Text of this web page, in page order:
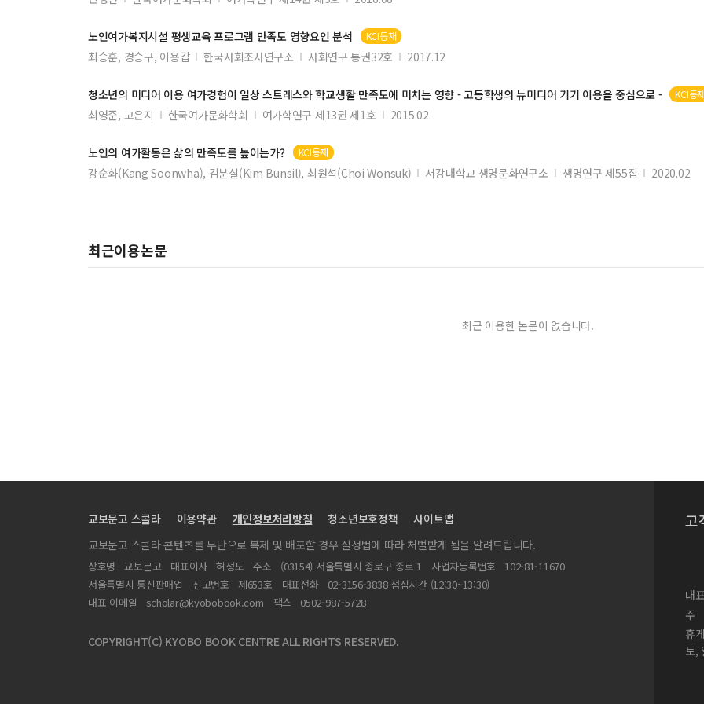
토큰 경제 중재가 장애인과 비장애인의 표적 행동 변화에 미치는 효과에 관한 양적 분석
요양시설 거주노인의 구강위생상태 향상을 위한 간호인력 실무훈련 교육프로그램 적용 및 효과평가
성인 학습자들의 학습 참여동기와 성과 관련 변인 간의 메타분석
학문목적 외국인 유학생의 ‘한국 속담’ 인지에 관한 연구
자원봉사자의 참여 동기가 자원봉사 활동몰입에 미치는 영향
아동 청소년 인권에 대한 연구동향 분석 국내학술지 중심으로
SNS에서 청소년 언어문제의 원인(가정환경, 교육환경, 사회문화환경)에 관한 연구
대학생의 치매태도에 미치는 영향요인
교과흥미 자기조절학습 학습몰입 자기효능감 간의 상호관계분석: 중학교 영어교육을 중심으로
중소도시 지역의 담낭암 발생과 관련된 예측 인자
병원간호사의 건강증진행위에 영향을 주는 요인: 자아탄력성, 주관적 안녕감을 중심으로
노인여가복지시설 평생교육 프로그램 만족도영향요인 분석 KCI등재
최승훈, 경승구, 이용갑 한국사회조사연구소 사회연구 통권32호 2017.12
청소년의 미디어 이용 여가경험이 일상 스트레스와 학교생활 만족도에 미치는 영향 - 고등학생의 뉴미디어 기기 이용을 중심으로 - KCI등
최영준, 고은지 한국여가문화학회 여가학연구 제13권 제1호 2015.02
노인의 여가활동은 삶의 만족도를 높이는가? KCI등재
강순화(Kang Soonwha), 김분실(Kim Bunsil), 최원석(Choi Wonsuk) 서강대학교 생명문화연구소 생명연구 제55집 2020.02
최근이용논문
최근 이용한 논문이 없습니다.
교보문고 스콜라 이용약관 개인정보처리방침 청소년보호정책
사이트맵
교보문고 스콜라 콘텐츠를 무단으로 복제 및 배포할 경우 실정법에 따라 처벌받게 됨을 알려드립니다.
상호명 교보문고 대표이사 허정도 주소 (03154) 서울특별시 종로구 종로 1 사업자등록번호
102-81-11670
서울특별시 통신판매업
신고번호 제653호 대표전화
02-3156-3838 점심시간 (12:30~13:30)
대표 이메일
scholar@kyobobook.com 팩스 0502-987-5728
COPYRIGHT(C) KYOBO BOOK CENTRE ALL RIGHTS RESERVED.
고
대
주
휴
토,